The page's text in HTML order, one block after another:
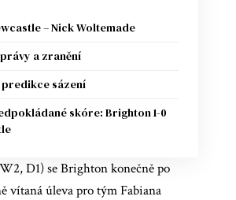
– Nick Woltemade
a zranění
predikce sázení
skóre: Brighton 1-0
D1) se Brighton konečně po
vítaná úleva pro tým Fabiana